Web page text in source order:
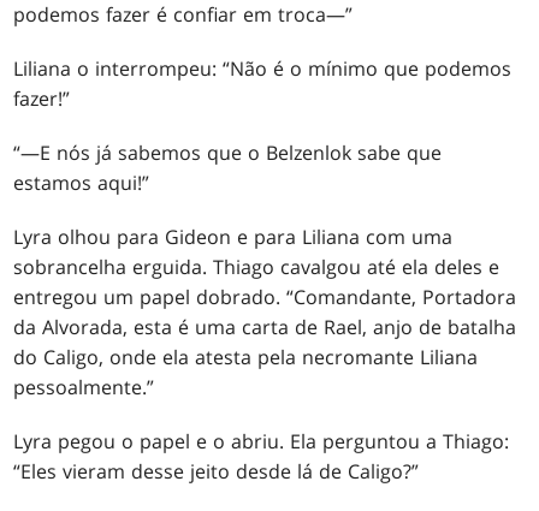
podemos fazer é confiar em troca—”
Liliana o interrompeu: “Não é o mínimo que podemos
fazer!”
“—E nós já sabemos que o Belzenlok sabe que
estamos aqui!”
Lyra olhou para Gideon e para Liliana com uma
sobrancelha erguida. Thiago cavalgou até ela deles e
entregou um papel dobrado. “Comandante, Portadora
da Alvorada, esta é uma carta de Rael, anjo de batalha
do Caligo, onde ela atesta pela necromante Liliana
pessoalmente.”
Lyra pegou o papel e o abriu. Ela perguntou a Thiago:
“Eles vieram desse jeito desde lá de Caligo?”